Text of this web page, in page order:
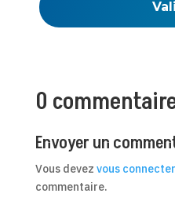
0
Envoyer un
Vous devez vous connecter
commentaire.